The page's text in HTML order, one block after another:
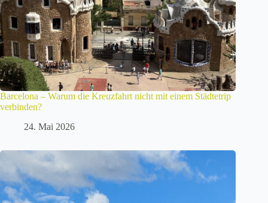
Barcelona – Warum die Kreuzfahrt nicht mit einem Städtetrip
verbinden?
24. Mai 2026